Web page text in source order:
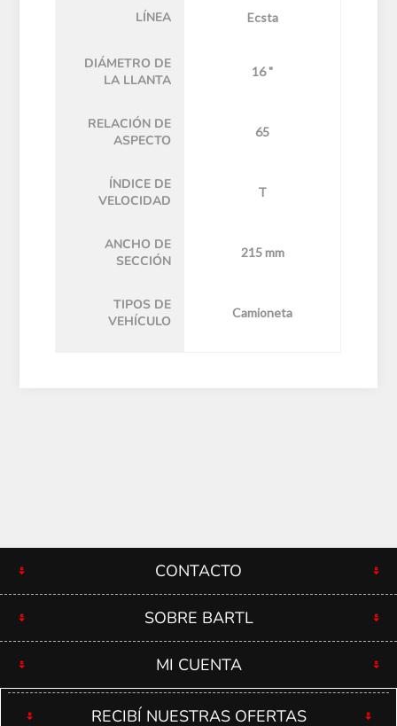
LÍNEA Ecsta
DIÁMETRO DE
LA LLANTA
16 "
RELACIÓN DE
ASPECTO
65
ÍNDICE DE
VELOCIDAD
T
ANCHO DE
SECCIÓN
215 mm
TIPOS DE
VEHÍCULO
Camioneta
CONTACTO
SOBRE BARTL
MI CUENTA
RECIBÍ NUESTRAS OFERTAS